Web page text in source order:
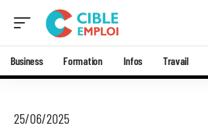
Business Formation Infos Travail
25/06/2025